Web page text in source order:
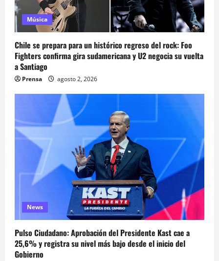
Música
Chile se prepara para un histórico regreso del rock: Foo
Fighters confirma gira sudamericana y U2 negocia su vuelta
a Santiago
Prensa agosto 2, 2026
News
Pulso Ciudadano: Aprobación del Presidente Kast cae a
25,6% y registra su nivel más bajo desde el inicio del
Gobierno